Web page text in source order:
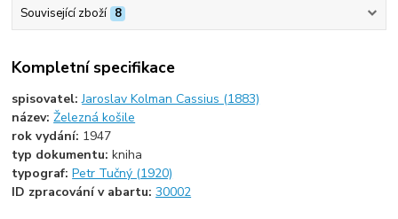
Související zboží 8
Kompletní specifikace
spisovatel:Jaroslav Kolman Cassius (1883)
název:Železná košile
rok vydání: 1947
typ dokumentu:kniha
typograf:Petr Tučný (1920)
ID zpracování v abartu:30002